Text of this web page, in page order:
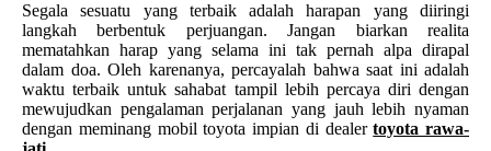
Segala sesuatu yang terbaik adalah harapan yang diiringi
langkah berbentuk perjuangan. Jangan biarkan realita
mematahkan harap yang selama ini tak pernah alpa dirapal
dalam doa. Oleh karenanya, percayalah bahwa saat ini adalah
waktu terbaik untuk sahabat tampil lebih percaya diri dengan
mewujudkan pengalaman perjalanan yang jauh lebih nyaman
dengan meminang mobil toyota impian di dealertoyota rawa-